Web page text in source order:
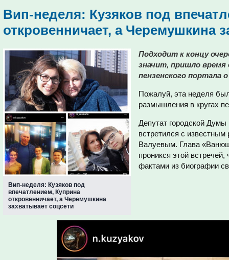
Вип-неделя: Кузяков под
откровенничает, а Черемушкина
Вип-неделя: Кузяков под
впечатлением, Куприна
откровенничает, а Черемушкина
захватывает соцсети
Подходит к концу
значит, пришло время
пензенского портала
Пожалуй, эта неделя
размышления в кругах
Депутат городской Думы
встретился с
Валуевым. Глава
проникся этой
фактами из биографии